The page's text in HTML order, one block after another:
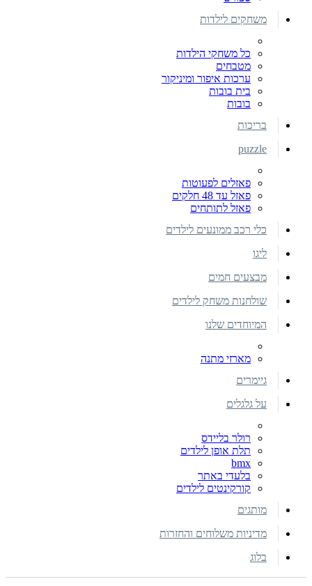
משחקים לילדות
כל משחקי הילדות
מטבחים
ערכות איפור ומיניקור
בית בובות
בובות
בריכות
puzzle
פאזלים לפעוטות
פאזל עד 48 חלקים
פאזל לתותחים
כלי רכב ממונעים לילדים
ליגו
מבצעים חמים
שולחנות משחק לילדים
המיוחדים שלנו
מארזי מתנה
גיימרים
על גלגלים
רולר בליידס
תלת אופן לילדים
bmx
בלעדי באתר
קורקינטים לילדים
מותגים
מדיניות משלוחים והחזרות
בלוג